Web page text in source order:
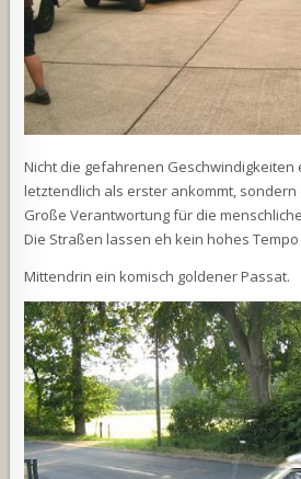
Nicht die gefahrenen Geschwindigkeiten
letztendlich als erster ankommt, sondern
Große Verantwortung für die
Die Straßen lassen eh kein hohes Tempo
Mittendrin ein komisch goldener Passat.